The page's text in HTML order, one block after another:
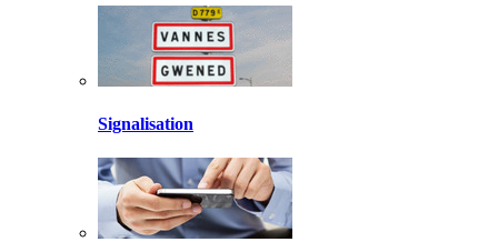
Signalisation